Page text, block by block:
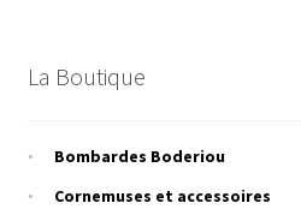
La Boutique
Bombardes Boderiou
Cornemuses et accessoires